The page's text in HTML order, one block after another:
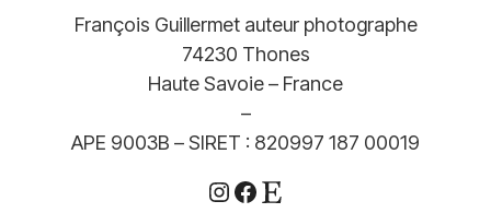
François Guillermet auteur photographe
74230 Thones
Haute Savoie – France
–
APE 9003B – SIRET : 820997 187 00019
Instagram
Facebook
Etsy